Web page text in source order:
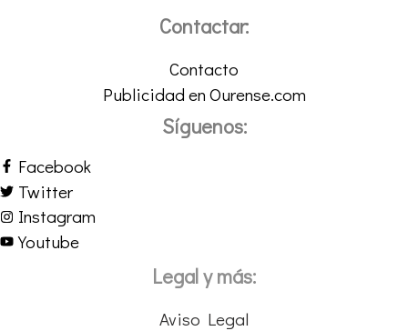
Contactar:
Contacto
Publicidad en Ourense.com
Síguenos:
Facebook
Twitter
Instagram
Youtube
Legal y más:
Aviso Legal